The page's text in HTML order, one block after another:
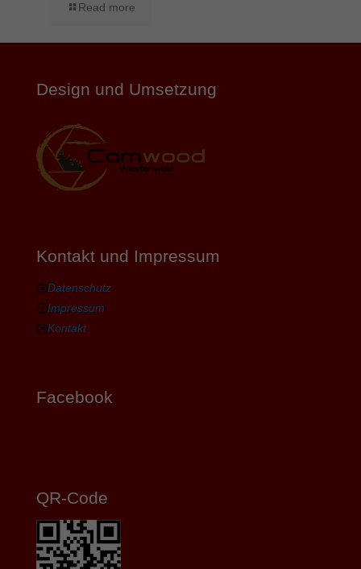
Read more
Design und Umsetzung
Kontakt und Impressum
Datenschutz
Impressum
Kontakt
Facebook
QR-Code